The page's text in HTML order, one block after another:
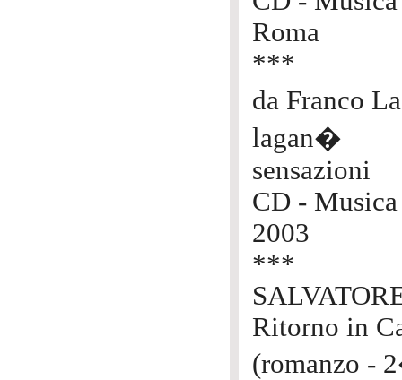
Roma
***
da Franco
lagan�
sensazioni
CD - Musica
2003
***
Ritorno in
(romanzo -